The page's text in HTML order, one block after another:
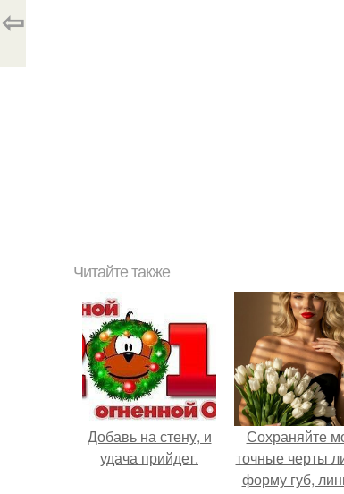
⇦
Читайте также
Добавь на стену, и
удача прийдет.
Сохраняйте
точные черты
форму губ,